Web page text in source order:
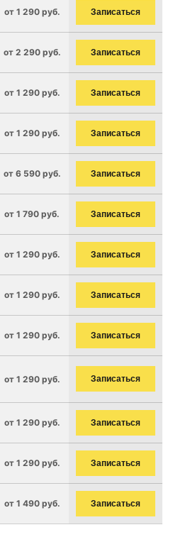
от 1 290 руб. Записаться
от 2 290 руб. Записаться
от 1 290 руб. Записаться
от 1 290 руб. Записаться
от 6 590 руб. Записаться
от 1 790 руб. Записаться
от 1 290 руб. Записаться
от 1 290 руб. Записаться
от 1 290 руб. Записаться
от 1 290 руб. Записаться
от 1 290 руб. Записаться
от 1 290 руб. Записаться
от 1 490 руб. Записаться